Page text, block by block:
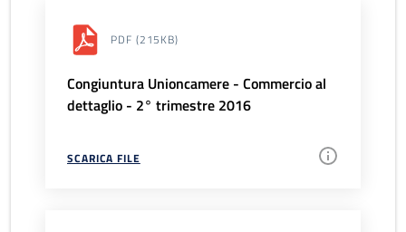
PDF (215KB)
Congiuntura Unioncamere - Commercio al
dettaglio - 2° trimestre 2016
SCARICA FILE